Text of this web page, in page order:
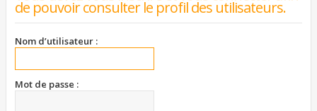
de pouvoir consulter le profil des utilisateurs.
Nom d’utilisateur :
Mot de passe :